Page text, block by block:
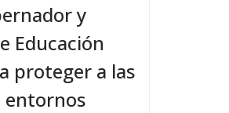
y
Educación
proteger a las
entornos